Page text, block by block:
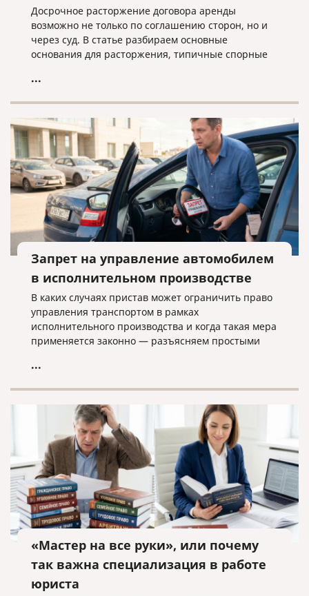
Досрочное расторжение договора аренды
возможно не только по соглашению сторон, но и
через суд. В статье разбираем основные
основания для расторжения, типичные спорные
нужно проверять заранее.
...
Запрет на управление автомобилем
в исполнительном производстве
В каких случаях пристав может ограничить право
управления транспортом в рамках
исполнительного производства и когда такая мера
применяется законно — разъясняем простыми
...
«Мастер на все руки», или почему
так важна специализация в работе
юриста